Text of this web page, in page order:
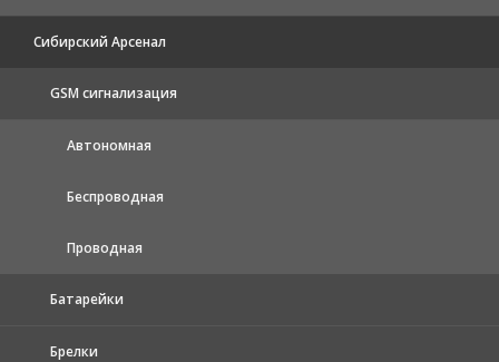
Сибирский Арсенал
GSM сигнализация
Автономная
Беспроводная
Проводная
Батарейки
Брелки